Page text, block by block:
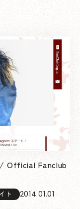
Official Fanclub
ト 2014.01.01